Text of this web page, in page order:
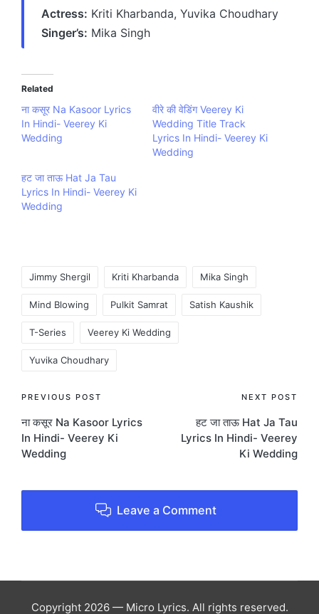
Actress: Kriti Kharbanda, Yuvika Choudhary
Singer’s: Mika Singh
Related
ना कसूर Na Kasoor Lyrics
In Hindi- Veerey Ki
Wedding
वीरे की वेडिंग Veerey Ki
Wedding Title Track
Lyrics In Hindi- Veerey Ki
Wedding
हट जा ताऊ Hat Ja Tau
Lyrics In Hindi- Veerey Ki
Wedding
Jimmy Shergil Kriti Kharbanda Mika Singh
Mind Blowing Pulkit Samrat Satish Kaushik
T-Series Veerey Ki Wedding
Yuvika Choudhary
Post
navigation
PREVIOUS POST
ना कसूर Na Kasoor Lyrics
In Hindi- Veerey Ki
Wedding
NEXT POST
हट जा ताऊ Hat Ja Tau
Lyrics In Hindi- Veerey
Ki Wedding
Leave a Comment
Copyright 2026 — Micro Lyrics. All rights reserved.